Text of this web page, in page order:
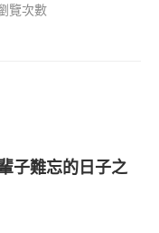
覽次數
子難忘的日子之